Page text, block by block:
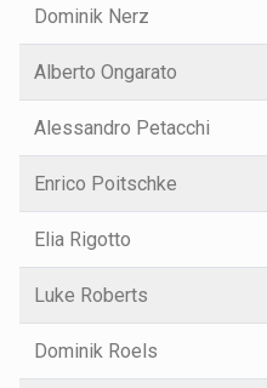
Dominik Nerz
Alberto Ongarato
Alessandro Petacchi
Enrico Poitschke
Elia Rigotto
Luke Roberts
Dominik Roels